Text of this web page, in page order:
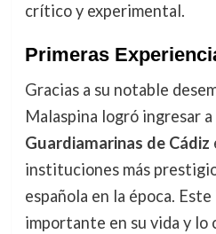
crítico y experimental.
Primeras
Gracias a su notable
Malaspina logró ingresar a
Guardiamarinas de Cádiz
instituciones más
española en la época.
importante en su vida y lo